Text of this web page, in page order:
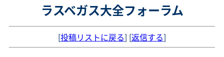
ラスベガス大全フォーラム
[投稿リストに戻る] [返信する]